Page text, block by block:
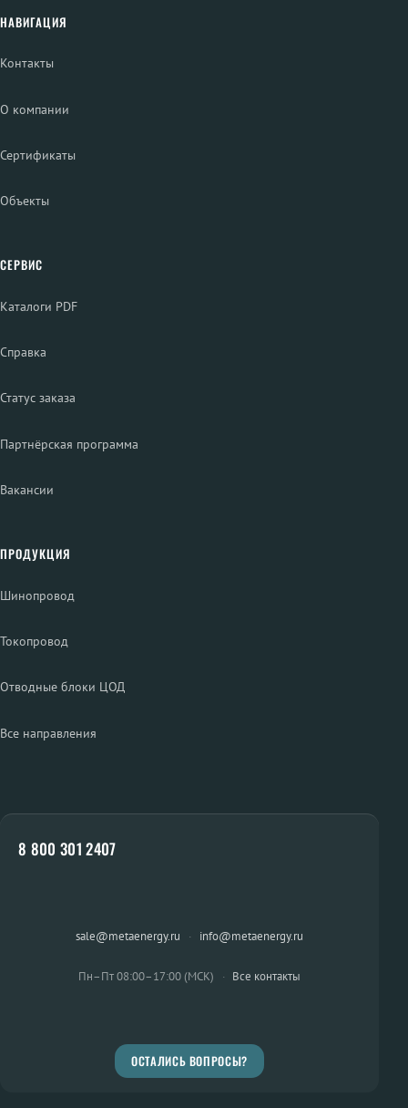
НАВИГАЦИЯ
Контакты
О компании
Сертификаты
Объекты
СЕРВИС
Каталоги PDF
Справка
Статус заказа
Партнёрская программа
Вакансии
ПРОДУКЦИЯ
Шинопровод
Токопровод
Отводные блоки ЦОД
Все направления
8 800 301 2407
sale@metaenergy.ru · info@metaenergy.ru
Пн–Пт 08:00–17:00 (МСК) · Все контакты
ОСТАЛИСЬ ВОПРОСЫ?